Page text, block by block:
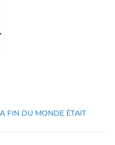
FIN DU MONDE ÉTAIT